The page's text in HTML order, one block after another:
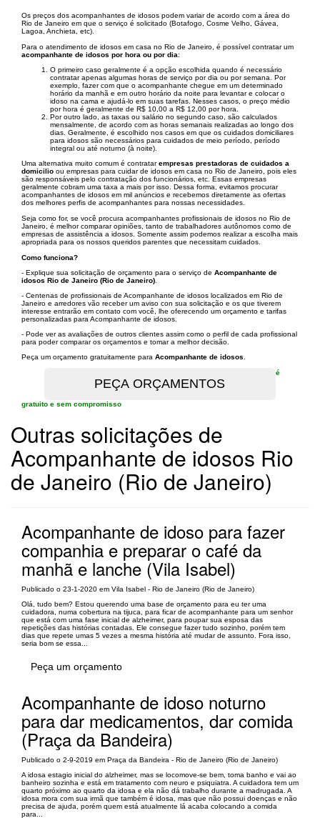
Os preços dos acompanhantes de idosos podem variar de acordo com a área do
Rio de Janeiro em que o serviço é solicitado (Botafogo, Cosme Velho, Gávea,
Lagoa, Anchieta, etc).
Para o atendimento de idosos em casa no Rio de Janeiro, ​​é possível contratar um
acompanhante de idosos por hora ou por dia:
O primeiro caso geralmente é a opção escolhida quando é necessário
contratar apenas algumas horas de serviço por dia ou por semana. Por
exemplo, fazer com que o acompanhante chegue em um determinado
horário da manhã e em outro horário da noite para levantar e colocar o
idoso na cama e ajudá-lo em suas tarefas. Nesses casos, o preço médio
por hora é geralmente de R$ 10,00 a R$ 12,00 por hora.
Por outro lado, as taxas ou salário no segundo caso, são calculados
mensalmente, de acordo com as horas semanais realizadas ao longo dos
dias. Geralmente, é escolhido nos casos em que os cuidados domiciliares
para idosos são necessários para cuidados de meio período, período
integral ou até noturno (à noite).
Uma alternativa muito comum é contratarempresas prestadoras de cuidados a
domicilio ou empresas para cuidar de idosos em casa no Rio de Janeiro, ​​pois eles
são responsáveis ​​pelo contratação dos funcionários, etc. Essas empresas
geralmente cobram uma taxa a mais por isso. Dessa forma, evitamos procurar
acompanhantes de idosos em mil anúncios e recebemos diretamente as ofertas
dos melhores perfis de acompanhantes para nossas necessidades.
Seja como for, se você procura acompanhantes profissionais de idosos no Rio de
Janeiro, ​​é melhor comparar opiniões, tanto de trabalhadores autônomos como de
empresas de assistência a idosos. Somente assim podemos realizar a escolha mais
apropriada para os nossos queridos parentes que necessitam cuidados.
Como funciona?
- Explique sua solicitação de orçamento para o serviço de Acompanhante de
idosos Rio de Janeiro (Rio de Janeiro)
- Centenas de profissionais de Acompanhante de idosos localizados em Rio de
Janeiro e arredores vão receber um aviso con sua solicitação e os que tiverem
interesse entrarão em contato com você, lhe oferecendo um orçamento e tarifas
personalizadas para Acompanhante de idosos.
- Pode ver as avaliações de outros clientes assim como o perfil de cada profissional
para poder comparar os orçamentos e tomar a melhor decisão.
Peça um orçamento gratuitamente para Acompanhante de idosos
é
gratuito e sem compromisso
Outras solicitações de
Acompanhante de idosos Rio
de Janeiro (Rio de Janeiro)
Acompanhante de idoso para fazer
companhia e preparar o café da
manhã e lanche (Vila Isabel)
Publicado o 23-1-2020 em Vila Isabel - Rio de Janeiro (Rio de Janeiro)
Olá, tudo bem? Estou querendo uma base de orçamento para eu ter uma
cuidadora, numa cobertura na tijuca, para ficar de acompanhante para um senhor
que está com uma fase inicial de alzheimer, para poupar sua esposa das
repetições das histórias contadas. Ele consegue fazer tudo sozinho, porém tem
dias que repete umas 5 vezes a mesma história até mudar de assunto. Fora isso,
seria bom se essa...
Peça um orçamento
Acompanhante de idoso noturno
para dar medicamentos, dar comida
(Praça da Bandeira)
Publicado o 2-9-2019 em Praça da Bandeira - Rio de Janeiro (Rio de Janeiro)
A idosa estagio inicial do alzheimer, mas se locomove-se bem, toma banho e vai ao
banheiro sozinha e está em tratamento com neuro e psiquiatra. A cuidadora tem um
quarto próximo ao quarto da idosa e ela não dá trabalho durante a madrugada. A
idosa mora com sua irmã que também é idosa, mas que não possui doenças e não
precisa de ajuda, porém quem está atualmente lá acaba colocando a comida
para...